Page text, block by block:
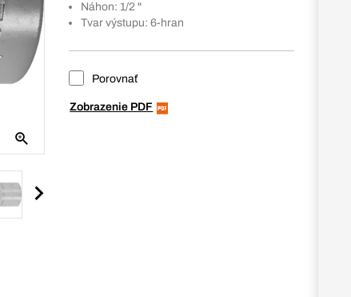
Náhon: 1/2 "
Tvar výstupu: 6-hran
Porovnať
Zobrazenie PDF